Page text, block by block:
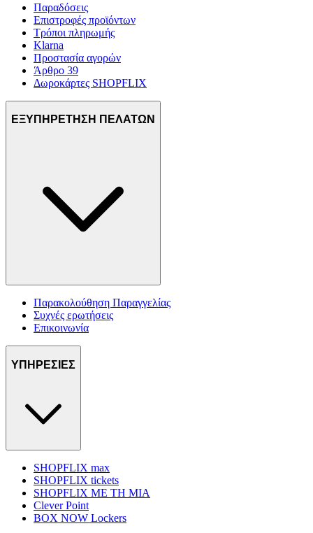
Παραδόσεις
Επιστροφές προϊόντων
Τρόποι πληρωμής
Klarna
Προστασία αγορών
Άρθρο 39
Δωροκάρτες SHOPFLIX
ΕΞΥΠΗΡΕΤΗΣΗ ΠΕΛΑΤΩΝ
Παρακολούθηση Παραγγελίας
Συχνές ερωτήσεις
Επικοινωνία
ΥΠΗΡΕΣΙΕΣ
SHOPFLIX max
SHOPFLIX tickets
SHOPFLIX ΜΕ ΤΗ ΜΙΑ
Clever Point
BOX NOW Lockers